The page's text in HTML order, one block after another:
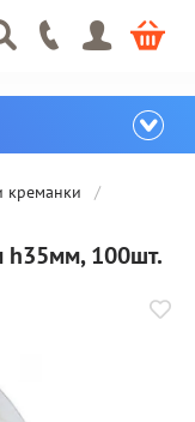
креманки
h35мм, 100шт.